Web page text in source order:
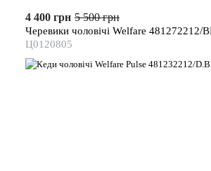
4 400 грн 5 500 грн
Черевики чоловічі Welfare 481272212/
Ц0120805